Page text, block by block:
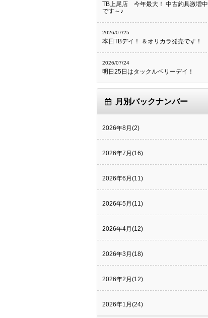
TB上尾店 今年最大！ 中古釣具激増中
です～♪
2026/07/25
本日TBデイ！ ＆オリカラ発売です！
2026/07/24
明日25日はタックルベリーデイ！
月別バックナンバー
2026年8月(2)
2026年7月(16)
2026年6月(11)
2026年5月(11)
2026年4月(12)
2026年3月(18)
2026年2月(12)
2026年1月(24)